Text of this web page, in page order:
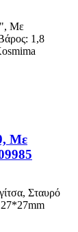
Με
1,8
Με
Σταυρό
27*27mm